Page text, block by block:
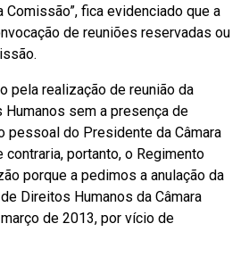
Comissão”, fica evidenciado que a
de reuniões reservadas ou
pela realização de reunião da
sem a presença de
pessoal do Presidente da Câmara
portanto, o Regimento
porque a pedimos a anulação da
Direitos Humanos da Câmara
de 2013, por vício de